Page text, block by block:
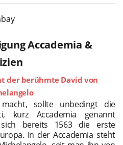
Accademia &
der berühmte David von
sollte unbedingt die
kurz Accademia genannt
bereits 1563 die erste
In der Accademia steht